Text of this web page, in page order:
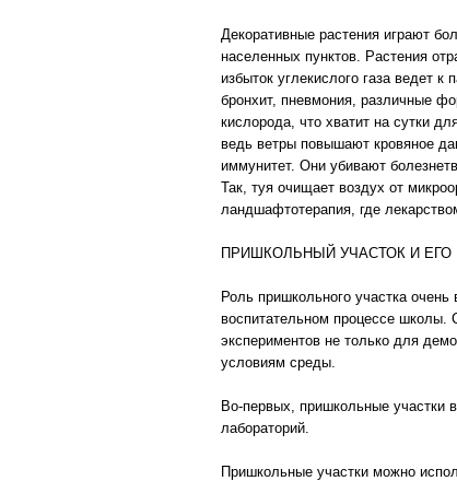
Декоративные растения играют
населенных пунктов. Растения
избыток углекислого газа ведет
бронхит, пневмония, различные
кислорода, что хватит на сутки
ведь ветры повышают кровяное
иммунитет. Они убивают
Так, туя очищает воздух от
ландшафтотерапия, где
ПРИШКОЛЬНЫЙ УЧАСТОК И ЕГО
Роль пришкольного участка
воспитательном процессе школы.
экспериментов не только для
условиям среды.
Во-первых, пришкольные участки
лабораторий.
Пришкольные участки можно